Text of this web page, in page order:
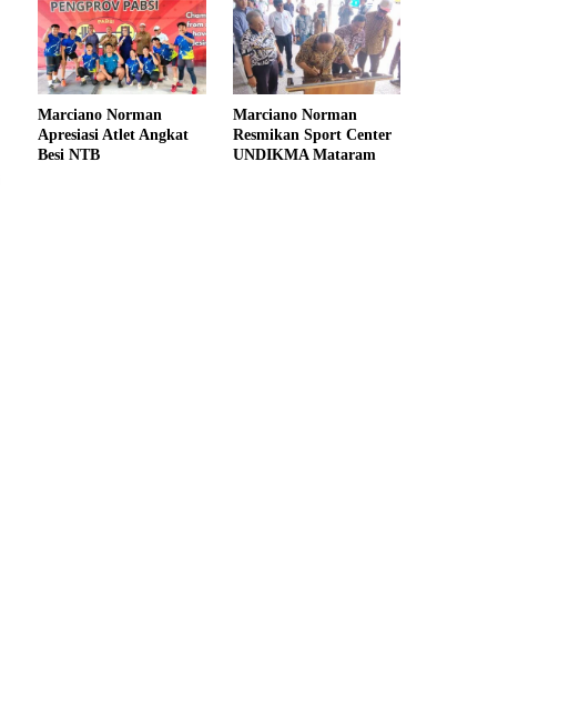
Marciano Norman
Apresiasi Atlet Angkat
Besi NTB
Marciano Norman
Resmikan Sport Center
UNDIKMA Mataram